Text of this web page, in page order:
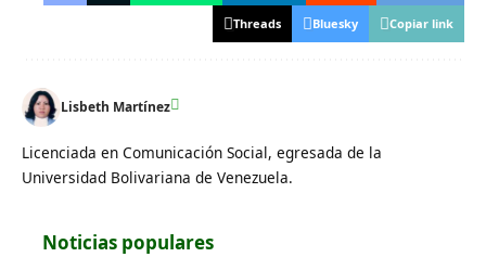
Threads Bluesky Copiar link
Lisbeth Martínez
Licenciada en Comunicación Social, egresada de la
Universidad Bolivariana de Venezuela.
Noticias populares